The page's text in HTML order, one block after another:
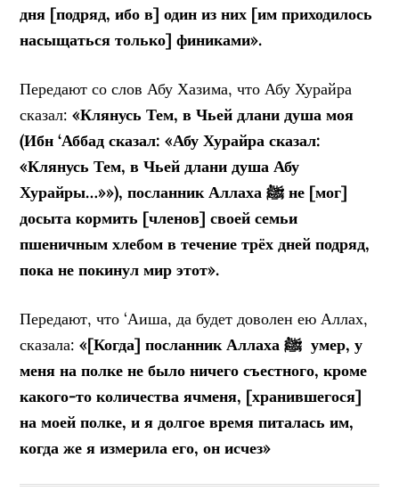
дня [подряд, ибо в] один из них [им приходилось
насыщаться только] финиками».
Передают со слов Абу Хазима, что Абу Хурайра
сказал: «Клянусь Тем, в Чьей длани душа моя
(Ибн ‘Аббад сказал: «Абу Хурайра сказал:
«Клянусь Тем, в Чьей длани душа Абу
Хурайры…»»), посланник Аллаха ﷺ не [мог]
досыта кормить [членов] своей семьи
пшеничным хлебом в течение трёх дней подряд,
пока не покинул мир этот».
Передают, что ‘Аиша, да будет доволен ею Аллах,
сказала:«[Когда] посланник Аллаха ﷺумер, у
меня на полке не было ничего съестного, кроме
какого-то количества ячменя, [хранившегося]
на моей полке, и я долгое время питалась им,
когда же я измерила его, он исчез»